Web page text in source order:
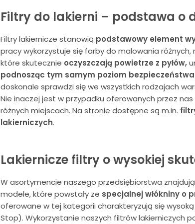
Filtry do lakierni – podstawa o
Filtry lakiernicze stanowią podstawowy element
pracy wykorzystuje się farby do malowania
które skutecznie oczyszczają powietrze z pyłów,
podnosząc tym samym poziom
doskonale sprawdzi się we wszystkich rodzajach
Nie inaczej jest w przypadku oferowanych przez
różnych miejscach. Na stronie dostępne są m.in.
lakierniczych.
Lakiernicze filtry o wysokiej
W asortymencie naszego przedsiębiorstwa
modele, które powstały ze specjalnej włókniny o
oferowane w tej kategorii charakteryzują się
Stop). Wykorzystanie naszych filtrów lakierniczych